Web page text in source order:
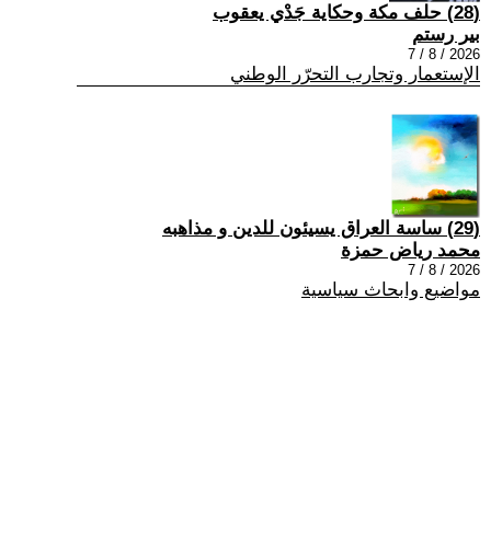
(28) حلف مكة وحكاية جَدْي يعقوب
بير رستم
2026 / 8 / 7
الإستعمار وتجارب التحرّر الوطني
(29) ساسة العراق يسيئون للدين و مذاهبه
محمد رياض حمزة
2026 / 8 / 7
مواضيع وابحاث سياسية